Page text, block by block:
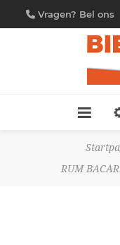
Vragen? Bel ons
09/230.88.44
RUM